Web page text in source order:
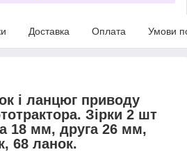
Доставка Оплата Умови
і ланцюг приводу
Зірки 2 шт
18 мм, друга 26 мм,
68 ланок.